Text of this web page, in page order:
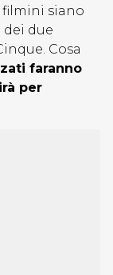
filmini siano
due
Cosa
faranno
per